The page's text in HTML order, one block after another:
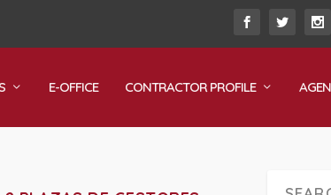
E-OFFICE CONTRACTOR PROFILE